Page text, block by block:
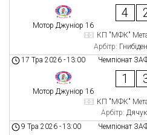
Мотор Джуніор 16
4
КП "МФК"
Арбітр:
Чемпіонат
17 Тра 2026 -13:00
Мотор Джуніор 16
1
КП "МФК"
Арбітр:
Чемпіонат
9 Тра 2026 -13:00